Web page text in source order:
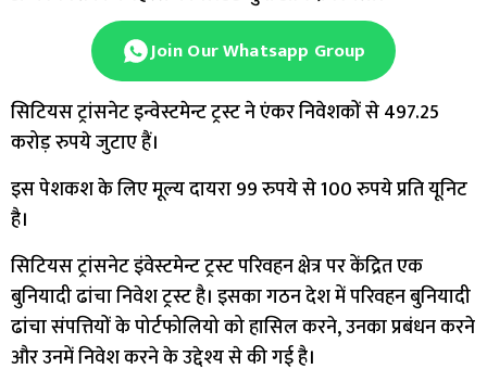
Join Our Whatsapp Group
सिटियस ट्रांसनेट इन्वेस्टमेन्ट ट्रस्ट ने एंकर निवेशकों से 497.25
करोड़ रुपये जुटाए हैं।
इस पेशकश के लिए मूल्य दायरा 99 रुपये से 100 रुपये प्रति यूनिट
है।
सिटियस ट्रांसनेट इंवेस्टमेन्ट ट्रस्ट परिवहन क्षेत्र पर केंद्रित एक
बुनियादी ढांचा निवेश ट्रस्ट है। इसका गठन देश में परिवहन बुनियादी
ढांचा संपत्तियों के पोर्टफोलियो को हासिल करने, उनका प्रबंधन करने
और उनमें निवेश करने के उद्देश्य से की गई है।